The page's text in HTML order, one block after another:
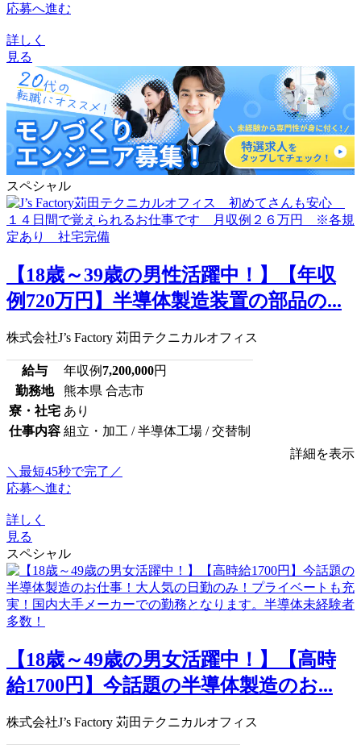
応募へ進む
詳しく
見る
スペシャル
【18歳～39歳の男性活躍中！】【年収
例720万円】半導体製造装置の部品の...
株式会社J’s Factory 苅田テクニカルオフィス
給与 年収例 7,200,000円
勤務地
熊本県 合志市
寮・社宅 あり
仕事内容 組立・加工 / 半導体工場 / 交替制
詳細を表示
＼最短45秒で完了／
応募へ進む
詳しく
見る
スペシャル
【18歳～49歳の男女活躍中！】【高時
給1700円】今話題の半導体製造のお...
株式会社J’s Factory 苅田テクニカルオフィス